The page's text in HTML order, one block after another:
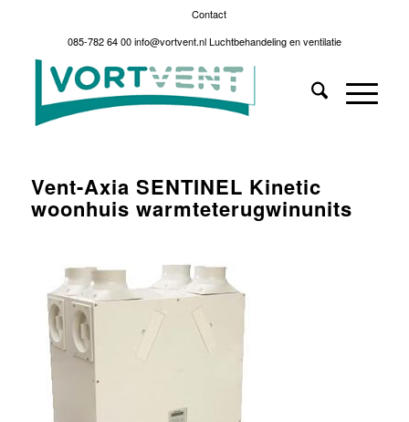
Contact
085-782 64 00info@vortvent.nlLuchtbehandeling en ventilatie
Vent-Axia SENTINEL Kinetic
woonhuis warmteterugwinunits